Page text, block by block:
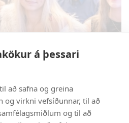
á þessari
að safna og greina
og virkni vefsíðunnar, til að
og til að